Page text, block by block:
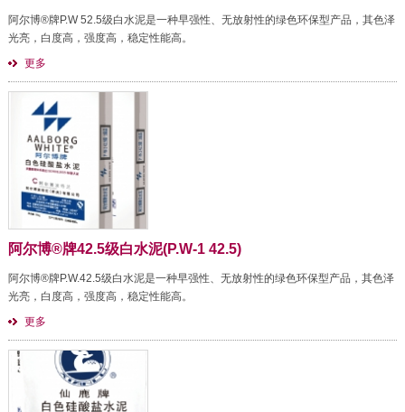
阿尔博®牌P.W 52.5级白水泥是一种早强性、无放射性的绿色环保型产品，其色泽
光亮，白度高，强度高，稳定性能高。
更多
阿尔博®牌42.5级白水泥(P.W-1 42.5)
阿尔博®牌P.W.42.5级白水泥是一种早强性、无放射性的绿色环保型产品，其色泽
光亮，白度高，强度高，稳定性能高。
更多